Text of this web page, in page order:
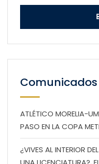
ATLÉTICO MORELIA-
PASO EN LA COPA
¿VIVES AL INTERIOR